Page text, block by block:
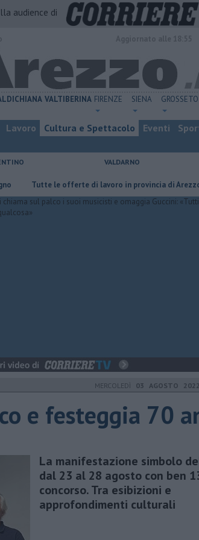
audience di
VALTIBERINA FIRENZE SIENA GROSSETO
Lavoro Cultura e Spettacolo Eventi
VALDARNO
le offerte di lavoro in provincia di Arezzo
MERCOLEDÌ 03 AGOSTO 2022
e festeggia 70
La manifestazione simbolo
dal 23 al 28 agosto con ben
concorso. Tra esibizioni e
approfondimenti culturali